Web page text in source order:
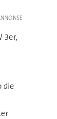
3er,
die